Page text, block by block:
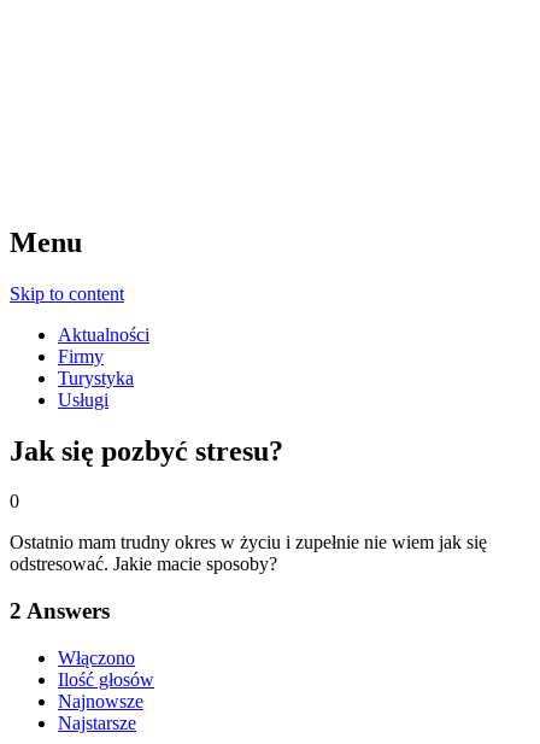
Menu
Skip to content
Aktualności
Firmy
Turystyka
Usługi
Jak się pozbyć stresu?
0
Ostatnio mam trudny okres w życiu i zupełnie nie wiem jak się
odstresować. Jakie macie sposoby?
2 Answers
Włączono
Ilość głosów
Najnowsze
Najstarsze